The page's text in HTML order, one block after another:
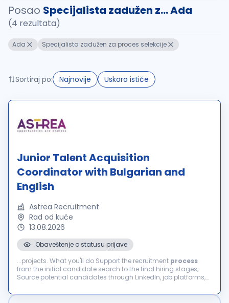
Posao Specijalista zadužen z... Ada
(4 rezultata)
Ada Specijalista zadužen za proces selekcije
Sortiraj po: Najnovije Uskoro ističe
Junior Talent Acquisition
Coordinator with Bulgarian and
English
Astrea Recruitment
Rad od kuće
13.08.2026
Obaveštenje o statusu prijave
...projects. What you'll do Support the recruitment process
from the initial candidate search to the final hiring stages;
Source potential candidates through LinkedIn, job platforms,
applications and...